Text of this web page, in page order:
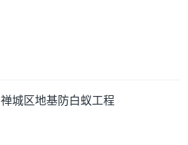
禅城区地基防白蚁工程